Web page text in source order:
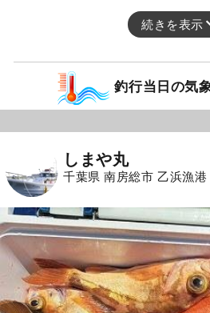
続きを表示
釣行当日の気
しまや丸
千葉県 南房総市 乙浜漁港